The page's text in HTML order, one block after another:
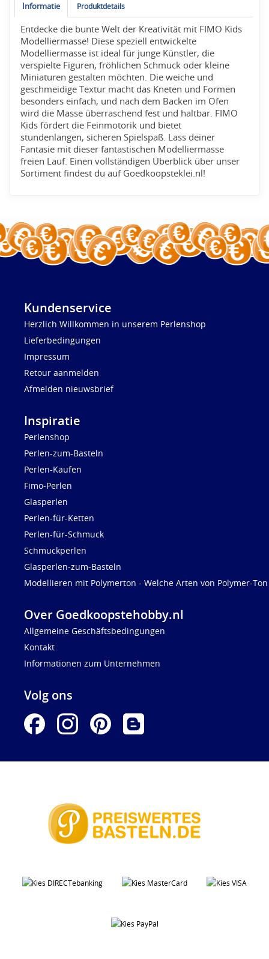
Informatie Produktdetails
Entdecke die bunte Welt der Kreativität mit FIMO Kids
Modelliermasse! Diese speziell entwickelte
Modelliermasse ist ideal für junge Künstler, die
verspielte Figuren, fröhlichen Schmuck oder kleine
Miniaturen gestalten möchten. Die weiche und
geschmeidige Textur macht das Kneten und Formen
besonders einfach, und nach dem Backen im Ofen
wird die Masse überraschend fest und haltbar. FIMO
Kids fördert die Feinmotorik und bietet
stundenlangen, sicheren Spielspaß. Lass deiner
Fantasie mit dieser fantastischen Modelliermasse
freien Lauf. Einen vollständigen Überblick über unser
Sortiment findest du auf Goedkoopsteklei.nl!
Kundenservice
Herzlich Willkommen in unserem Perlenshop
Lieferbedingungen
Impressum
Retour aanmelden
Afmelden nieuwsbrief
Inspiratie
Perlenshop
Perlen-zum-Basteln
Perlen-Kaufen
Fimo-Perlen
Glasperlen
Perlen-für-Ketten
Perlen-für-Schmuck
Schmuckperlen
Glasperlen-zum-Basteln
Modellieren mit Polymerton - Welche Arten von Polymer-
Over Goedkoopstehobby.nl
Allgemeine Geschäftsbedingungen
Kontakt
Informationen zum Unternehmen
Volg ons